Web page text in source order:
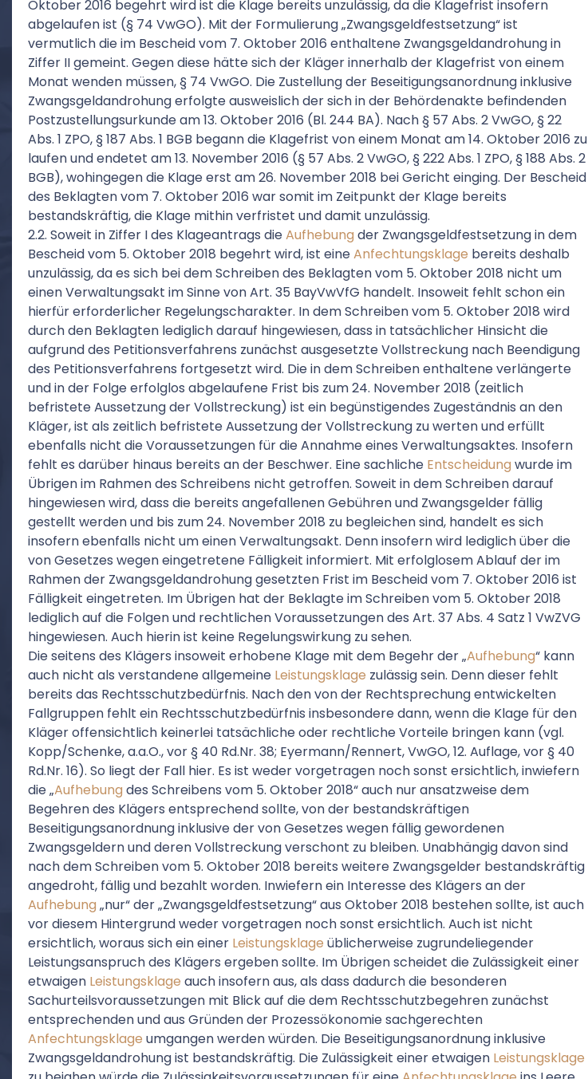
Oktober 2016 begehrt wird ist die Klage bereits unzulässig, da die Klagefrist insofern
abgelaufen ist (§ 74 VwGO). Mit der Formulierung „Zwangsgeldfestsetzung“ ist
vermutlich die im Bescheid vom 7. Oktober 2016 enthaltene Zwangsgeldandrohung in
Ziffer II gemeint. Gegen diese hätte sich der Kläger innerhalb der Klagefrist von einem
Monat wenden müssen, § 74 VwGO. Die Zustellung der Beseitigungsanordnung inklusive
Zwangsgeldandrohung erfolgte ausweislich der sich in der Behördenakte befindenden
Postzustellungsurkunde am 13. Oktober 2016 (Bl. 244 BA). Nach § 57 Abs. 2 VwGO, § 22
Abs. 1 ZPO, § 187 Abs. 1 BGB begann die Klagefrist von einem Monat am 14. Oktober 2016 zu
laufen und endetet am 13. November 2016 (§ 57 Abs. 2 VwGO, § 222 Abs. 1 ZPO, § 188 Abs. 2
BGB), wohingegen die Klage erst am 26. November 2018 bei Gericht einging. Der Bescheid
des Beklagten vom 7. Oktober 2016 war somit im Zeitpunkt der Klage bereits
bestandskräftig, die Klage mithin verfristet und damit unzulässig.
2.2. Soweit in Ziffer I des Klageantrags dieAufhebung der Zwangsgeldfestsetzung in dem
Bescheid vom 5. Oktober 2018 begehrt wird, ist eineAnfechtungsklage bereits deshalb
unzulässig, da es sich bei dem Schreiben des Beklagten vom 5. Oktober 2018 nicht um
einen Verwaltungsakt im Sinne von Art. 35 BayVwVfG handelt. Insoweit fehlt schon ein
hierfür erforderlicher Regelungscharakter. In dem Schreiben vom 5. Oktober 2018 wird
durch den Beklagten lediglich darauf hingewiesen, dass in tatsächlicher Hinsicht die
aufgrund des Petitionsverfahrens zunächst ausgesetzte Vollstreckung nach Beendigung
des Petitionsverfahrens fortgesetzt wird. Die in dem Schreiben enthaltene verlängerte
und in der Folge erfolglos abgelaufene Frist bis zum 24. November 2018 (zeitlich
befristete Aussetzung der Vollstreckung) ist ein begünstigendes Zugeständnis an den
Kläger, ist als zeitlich befristete Aussetzung der Vollstreckung zu werten und erfüllt
ebenfalls nicht die Voraussetzungen für die Annahme eines Verwaltungsaktes. Insofern
fehlt es darüber hinaus bereits an der Beschwer. Eine sachliche Entscheidung wurde im
Übrigen im Rahmen des Schreibens nicht getroffen. Soweit in dem Schreiben darauf
hingewiesen wird, dass die bereits angefallenen Gebühren und Zwangsgelder fällig
gestellt werden und bis zum 24. November 2018 zu begleichen sind, handelt es sich
insofern ebenfalls nicht um einen Verwaltungsakt. Denn insofern wird lediglich über die
von Gesetzes wegen eingetretene Fälligkeit informiert. Mit erfolglosem Ablauf der im
Rahmen der Zwangsgeldandrohung gesetzten Frist im Bescheid vom 7. Oktober 2016 ist
Fälligkeit eingetreten. Im Übrigen hat der Beklagte im Schreiben vom 5. Oktober 2018
lediglich auf die Folgen und rechtlichen Voraussetzungen des Art. 37 Abs. 4 Satz 1 VwZVG
hingewiesen. Auch hierin ist keine Regelungswirkung zu sehen.
Die seitens des Klägers insoweit erhobene Klage mit dem Begehr der „Aufhebung“ kann
auch nicht als verstandene allgemeine Leistungsklage zulässig sein. Denn dieser fehlt
bereits das Rechtsschutzbedürfnis. Nach den von der Rechtsprechung entwickelten
Fallgruppen fehlt ein Rechtsschutzbedürfnis insbesondere dann, wenn die Klage für den
Kläger offensichtlich keinerlei tatsächliche oder rechtliche Vorteile bringen kann (vgl.
Kopp/Schenke, a.a.O., vor § 40 Rd.Nr. 38; Eyermann/Rennert, VwGO, 12. Auflage, vor § 40
Rd.Nr. 16). So liegt der Fall hier. Es ist weder vorgetragen noch sonst ersichtlich, inwiefern
die „Aufhebung des Schreibens vom 5. Oktober 2018“ auch nur ansatzweise dem
Begehren des Klägers entsprechend sollte, von der bestandskräftigen
Beseitigungsanordnung inklusive der von Gesetzes wegen fällig gewordenen
Zwangsgeldern und deren Vollstreckung verschont zu bleiben. Unabhängig davon sind
nach dem Schreiben vom 5. Oktober 2018 bereits weitere Zwangsgelder bestandskräftig
angedroht, fällig und bezahlt worden. Inwiefern ein Interesse des Klägers an der
Aufhebung „nur“ der „Zwangsgeldfestsetzung“ aus Oktober 2018 bestehen sollte, ist auch
vor diesem Hintergrund weder vorgetragen noch sonst ersichtlich. Auch ist nicht
ersichtlich, woraus sich ein einer Leistungsklage üblicherweise zugrundeliegender
Leistungsanspruch des Klägers ergeben sollte. Im Übrigen scheidet die Zulässigkeit einer
etwaigen Leistungsklage auch insofern aus, als dass dadurch die besonderen
Sachurteilsvoraussetzungen mit Blick auf die dem Rechtsschutzbegehren zunächst
entsprechenden und aus Gründen der Prozessökonomie sachgerechten
Anfechtungsklage umgangen werden würden. Die Beseitigungsanordnung inklusive
Zwangsgeldandrohung ist bestandskräftig. Die Zulässigkeit einer etwaigen Leistungsklage